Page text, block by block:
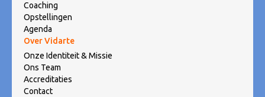
Coaching
Opstellingen
Agenda
Over Vidarte
Onze Identiteit & Missie
Ons Team
Accreditaties
Contact